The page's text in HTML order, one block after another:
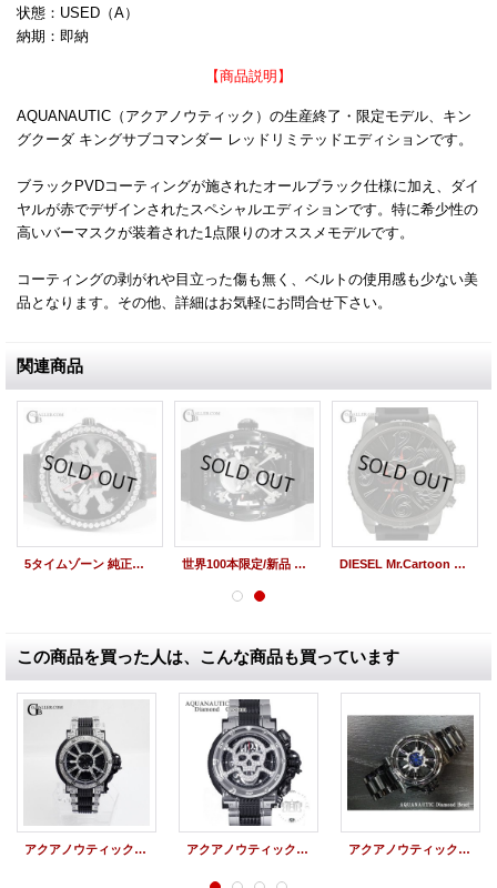
状態：USED（A）
納期：即納
【商品説明】
AQUANAUTIC（アクアノウティック）の生産終了・限定モデル、キン
グクーダ キングサブコマンダー レッドリミテッドエディションです。
ブラックPVDコーティングが施されたオールブラック仕様に加え、ダイ
ヤルが赤でデザインされたスペシャルエディションです。特に希少性の
高いバーマスクが装着された1点限りのオススメモデルです。
コーティングの剥がれや目立った傷も無く、ベルトの使用感も少ない美
品となります。その他、詳細はお気軽にお問合せ下さい。
関連商品
5タイムゾーン 純正スカルダイヤモンド JC-SKULL10D 世界限定55本 JACOB時計 世界100本限定/新品 チャレンジ ジェットライナーII インクベイダース スカル CVSTOS DIESEL Mr.Cartoon コラボウォッチ 世界限定3800本
この商品を買った人は、こんな商品も買っています
アクアノウティック キングサブコマンダー アフターダイヤ ダイヤマスク ハーフダイヤベルト アクアノウティック アクアノウティック キングクーダ用 スカル ベゼル マスク スカル ダイヤカスタム キングサブコマンダー アフターダイヤ， AQUANAUTIC BEZEL SKULL アクアノウティック キングサブコマンダー ダイヤモンド 加工 アフターダイヤ 上野